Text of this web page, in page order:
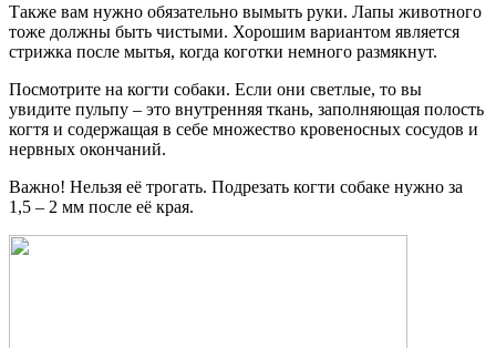
Также вам нужно обязательно вымыть руки. Лапы животного
тоже должны быть чистыми. Хорошим вариантом является
стрижка после мытья, когда коготки немного размякнут.
Посмотрите на когти собаки. Если они светлые, то вы
увидите пульпу – это внутренняя ткань, заполняющая полость
когтя и содержащая в себе множество кровеносных сосудов и
нервных окончаний.
Важно! Нельзя её трогать. Подрезать когти собаке нужно за
1,5 – 2 мм после её края.